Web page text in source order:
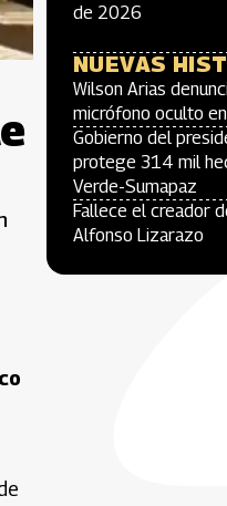
de 2026
NUEVAS
Wilson Arias
micrófono oculto
Gobierno del
protege 314 mil
Verde-Sumapaz
Fallece el creador
Alfonso Lizarazo